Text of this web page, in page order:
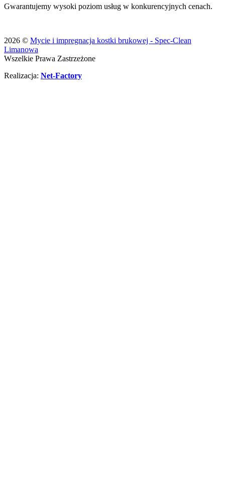
Gwarantujemy wysoki poziom usług w konkurencyjnych cenach.
2026 © Mycie i impregnacja kostki brukowej - Spec-Clean
Limanowa
Wszelkie Prawa Zastrzeżone
Realizacja: Net-Factory